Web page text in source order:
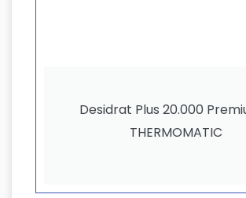
Desidrat Plus 20.000
THERMOMATIC